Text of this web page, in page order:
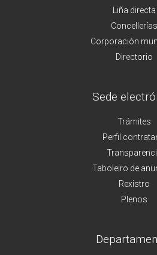
Liña directa
Concellerías
Corporación
Directorio
Sede
Trámites
Perfil
Taboleiro de
Rexistro
Plenos